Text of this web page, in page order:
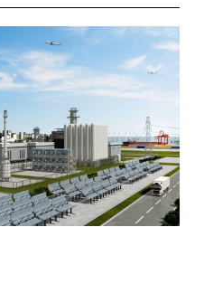
mit einer
Kilometer Höhe
ihre selbstgewählte